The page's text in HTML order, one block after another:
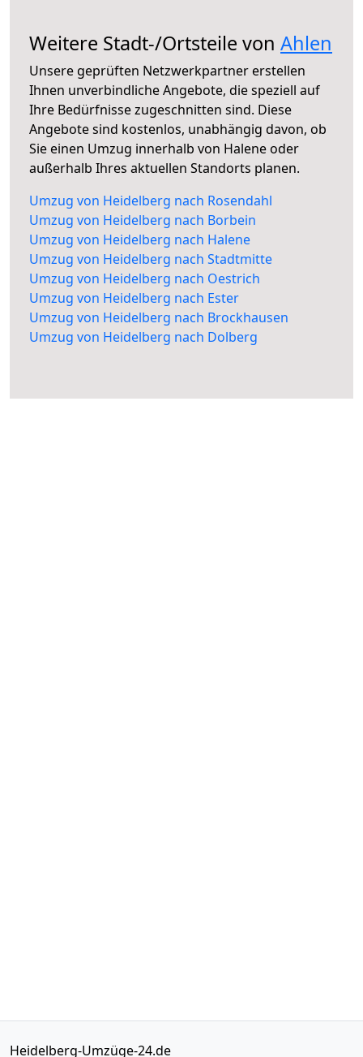
Weitere Stadt-/Ortsteile von Ahlen
Unsere geprüften Netzwerkpartner erstellen
Ihnen unverbindliche Angebote, die speziell auf
Ihre Bedürfnisse zugeschnitten sind. Diese
Angebote sind kostenlos, unabhängig davon, ob
Sie einen Umzug innerhalb von Halene oder
außerhalb Ihres aktuellen Standorts planen.
Umzug von Heidelberg nach Rosendahl
Umzug von Heidelberg nach Borbein
Umzug von Heidelberg nach Halene
Umzug von Heidelberg nach Stadtmitte
Umzug von Heidelberg nach Oestrich
Umzug von Heidelberg nach Ester
Umzug von Heidelberg nach Brockhausen
Umzug von Heidelberg nach Dolberg
Heidelberg-Umzüge-24.de